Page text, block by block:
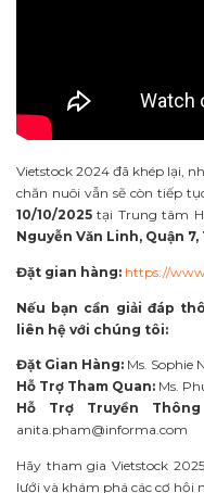
Vietstock 2024 đã khép lại,
chăn nuôi vẫn sẽ còn tiếp
10/10/2025 tại Trung tâm
Nguyễn Văn Linh, Quận 7,
Đặt gian hàng: https://
Nếu bạn cần giải đáp
liên hệ với chúng tôi:
Đặt Gian Hàng: Ms. Sophie
Hỗ Trợ Tham Quan: Ms.
Hỗ Trợ Truyền
anita.pham@informa.com
Hãy tham gia Vietstock
lưới và khám phá các cơ hội